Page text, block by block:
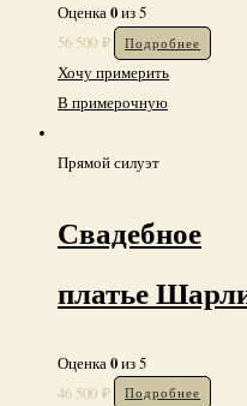
Оценка0из 5
56 500 ₽ Подробнее
Хочу примерить
В примерочную
Прямой силуэт
Свадебное
платье
Оценка0из 5
46 500 ₽ Подробнее